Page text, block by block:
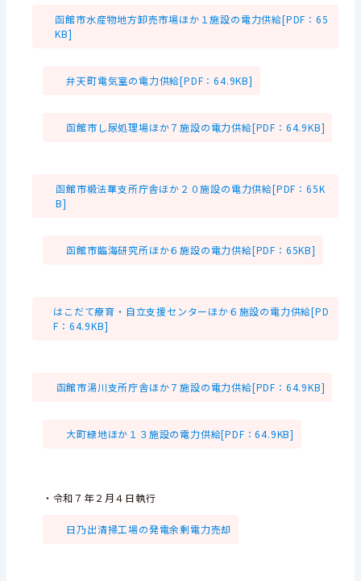
函館市水産物地方卸売市場ほか１施設の電力供給[PDF：65
KB]
弁天町電気室の電力供給[PDF：64.9KB]
函館市し尿処理場ほか７施設の電力供給[PDF：64.9KB]
函館市椴法華支所庁舎ほか２０施設の電力供給[PDF：65K
B]
函館市臨海研究所ほか６施設の電力供給[PDF：65KB]
はこだて療育・自立支援センターほか６施設の電力供給[PD
F：64.9KB]
函館市湯川支所庁舎ほか７施設の電力供給[PDF：64.9KB]
大町緑地ほか１３施設の電力供給[PDF：64.9KB]
・令和７年２月４日執行
日乃出清掃工場の発電余剰電力売却